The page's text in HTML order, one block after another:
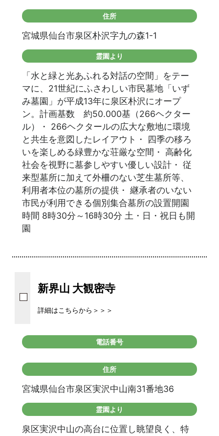
住所
宮城県仙台市泉区朴沢字九の森1-1
霊園より
「水と緑と光あふれる対話の空間」をテー
マに、21世紀にふさわしい市民墓地「いず
み墓園」が平成13年に泉区朴沢にオープ
ン。計画基数 約50.000基（266ヘクター
ル）・ 266ヘクタールの広大な敷地に環境
と共生を意図したレイアウト・ 四季の移ろ
いを楽しめる緑豊かな荘厳な空間・ 高齢化
社会を視野に墓参しやすい優しい設計・ 従
来型墓所に加えて外柵のない芝生墓所等、
利用者本位の墓所の提供・ 継承者のいない
市民が利用できる個別集合墓所の設置開園
時間 8時30分～16時30分 土・日・祝日も開
園
新界山 大観密寺
詳細はこちらから＞＞＞
電話番号
住所
宮城県仙台市泉区実沢中山南31番地36
霊園より
泉区実沢中山の高台に位置し眺望良く、特